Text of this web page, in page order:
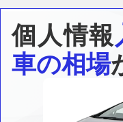
個人情報
車の相場